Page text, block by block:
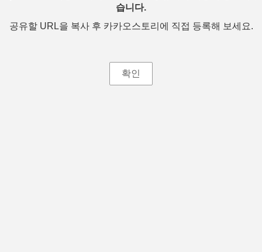
습니다.
공유할 URL을 복사 후 카카오스토리에 직접 등록해 보세요.
확인